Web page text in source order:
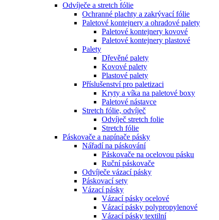
Odvíječe a stretch fólie
Ochranné plachty a zakrývací fólie
Paletové kontejnery a ohradové palety
Paletové kontejnery kovové
Paletové kontejnery plastové
Palety
Dřevěné palety
Kovové palety
Plastové palety
Příslušenství pro paletizaci
Kryty a víka na paletové boxy
Paletové nástavce
Stretch fólie, odvíječ
Odvíječ stretch folie
Stretch fólie
Páskovače a napínače pásky
Nářadí na páskování
Páskovače na ocelovou pásku
Ruční páskovače
Odvíječe vázací pásky
Páskovací sety
Vázací pásky
Vázací pásky ocelové
Vázací pásky polypropylenové
Vázací pásky textilní